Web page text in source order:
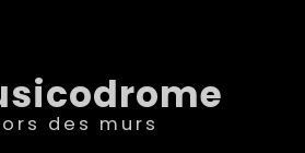
des murs